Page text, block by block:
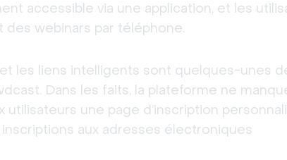
accessible via une application, et les
webinars par téléphone.
les liens intelligents sont quelques-unes
Dans les faits, la plateforme ne
une page d’inscription
aux adresses électroniques